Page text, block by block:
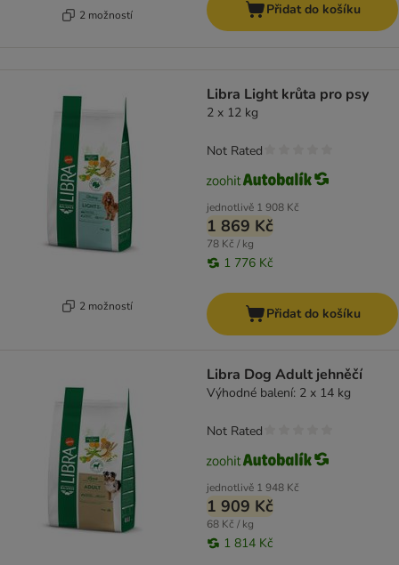
2 možností Přidat do košíku
2 možností
Libra Light krůta pro psy
2 x 12 kg
jednotlivě 1 908 Kč
1 869 Kč
78 Kč / kg
1 776 Kč
Not Rated
Přidat do košíku
Libra Dog Adult jehněčí
Výhodné balení: 2 x 14 kg
jednotlivě 1 948 Kč
1 909 Kč
68 Kč / kg
1 814 Kč
Not Rated